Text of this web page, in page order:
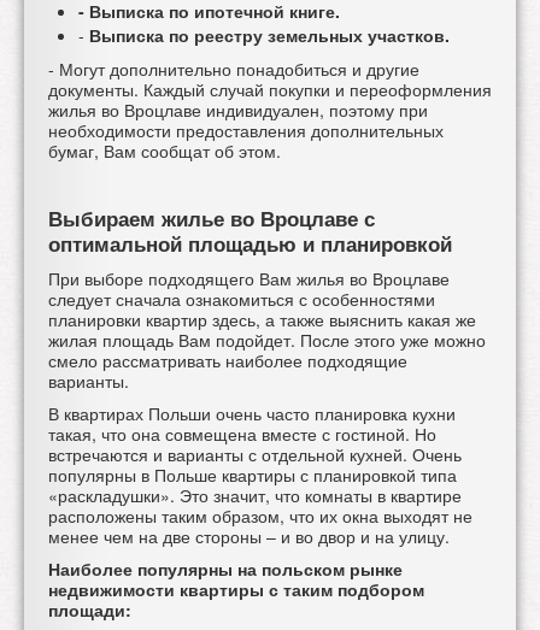
- Выписка по ипотечной книге.
- Выписка по реестру земельных участков.
- Могут дополнительно понадобиться и другие
документы. Каждый случай покупки и переоформления
жилья во Вроцлаве индивидуален, поэтому при
необходимости предоставления дополнительных
бумаг, Вам сообщат об этом.
Выбираем жилье во Вроцлаве с
оптимальной площадью и планировкой
При выборе подходящего Вам жилья во Вроцлаве
следует сначала ознакомиться с особенностями
планировки квартир здесь, а также выяснить какая же
жилая площадь Вам подойдет. После этого уже можно
смело рассматривать наиболее подходящие
варианты.
В квартирах Польши очень часто планировка кухни
такая, что она совмещена вместе с гостиной. Но
встречаются и варианты с отдельной кухней. Очень
популярны в Польше квартиры с планировкой типа
«раскладушки». Это значит, что комнаты в квартире
расположены таким образом, что их окна выходят не
менее чем на две стороны – и во двор и на улицу.
Наиболее популярны на польском рынке
недвижимости квартиры с таким подбором
площади: